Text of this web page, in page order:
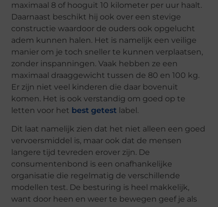
maximaal 8 of hooguit 10 kilometer per uur haalt.
Daarnaast beschikt hij ook over een stevige
constructie waardoor de ouders ook opgelucht
adem kunnen halen. Het is namelijk een veilige
manier om je toch sneller te kunnen verplaatsen,
zonder inspanningen. Vaak hebben ze een
maximaal draaggewicht tussen de 80 en 100 kg.
Er zijn niet veel kinderen die daar bovenuit
komen. Het is ook verstandig om goed op te
letten voor het best getest label.
Dit laat namelijk zien dat het niet alleen een goed
vervoersmiddel is, maar ook dat de mensen
langere tijd tevreden erover zijn. De
consumentenbond is een onafhankelijke
organisatie die regelmatig de verschillende
modellen test. De besturing is heel makkelijk,
want door heen en weer te bewegen geef je als